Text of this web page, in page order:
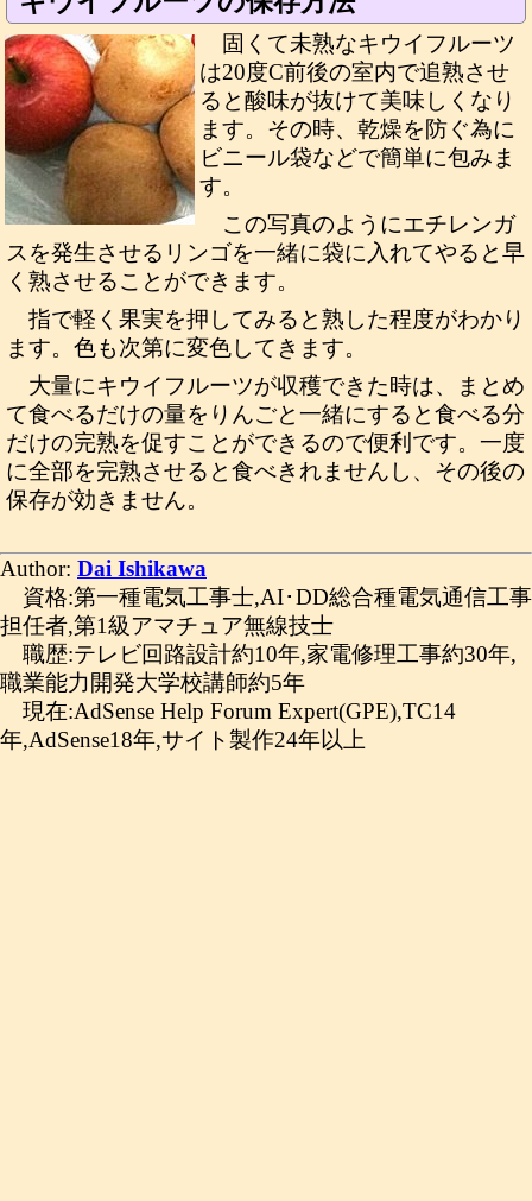
固くて未熟なキウイフルーツ
は20度C前後の室内で追熟させ
ると酸味が抜けて美味しくなり
ます。その時、乾燥を防ぐ為に
ビニール袋などで簡単に包みま
す。
この写真のようにエチレンガ
スを発生させるリンゴを一緒に袋に入れてやると早
く熟させることができます。
指で軽く果実を押してみると熟した程度がわかり
ます。色も次第に変色してきます。
大量にキウイフルーツが収穫できた時は、まとめ
て食べるだけの量をりんごと一緒にすると食べる分
だけの完熟を促すことができるので便利です。一度
に全部を完熟させると食べきれませんし、その後の
保存が効きません。
Author: Dai Ishikawa
資格:第一種電気工事士,AI･DD総合種電気通信工事
担任者,第1級アマチュア無線技士
職歴:テレビ回路設計約10年,家電修理工事約30年,
職業能力開発大学校講師約5年
現在:AdSense Help Forum Expert(GPE),TC14
年,AdSense18年,サイト製作24年以上